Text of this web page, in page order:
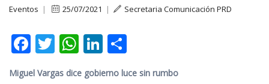
Eventos | 25/07/2021 | Secretaria Comunicación PRD
F
ac
T
w
W Li
Miguel Vargas dice gobierno luce sin rumbo